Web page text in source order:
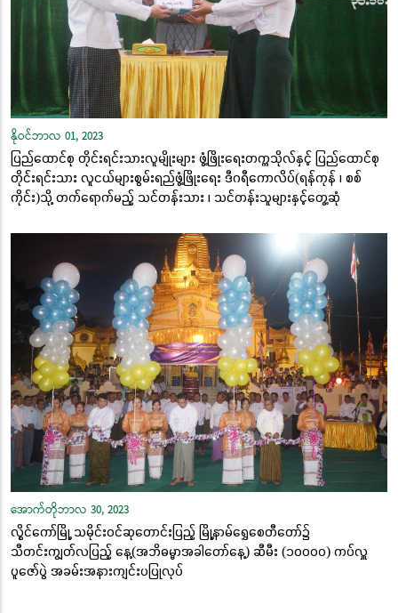
နိုဝင်ဘာလ 01, 2023
ပြည်ထောင်စု တိုင်းရင်းသားလူမျိုးများ ဖွံ့ဖြိုးရေးတက္ကသိုလ်နှင့် ပြည်ထောင်စု
တိုင်းရင်းသား လူငယ်များစွမ်းရည်ဖွံ့ဖြိုးရေး ဒီဂရီကောလိပ်(ရန်ကုန် ၊ စစ်
ကိုင်း)သို့ တက်ရောက်မည့် သင်တန်းသား ၊ သင်တန်းသူများနှင့်တွေ့ဆုံ
အောက်တိုဘာလ 30, 2023
လွိုင်ကော်မြို့ သမိုင်းဝင်ဆုတောင်းပြည့် မြို့နာမ်ရွှေစေတီတော်၌
သီတင်းကျွတ်လပြည့် နေ့(အဘိဓမ္မာအခါတော်နေ့) ဆီမီး (၁၀၀၀၀) ကပ်လှူ
ပူဇော်ပွဲ အခမ်းအနားကျင်းပပြုလုပ်